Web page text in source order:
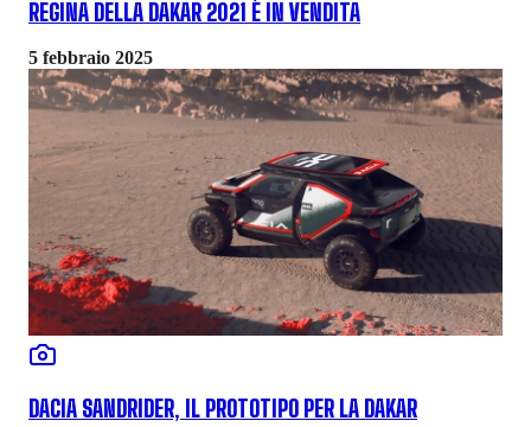
REGINA DELLA DAKAR 2021 È IN VENDITA
5 febbraio 2025
DACIA SANDRIDER, IL PROTOTIPO PER LA DAKAR